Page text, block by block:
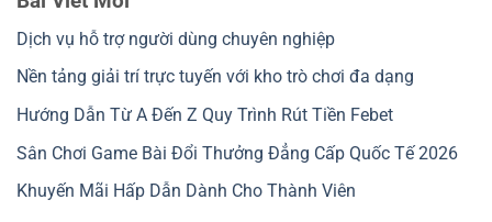
Dịch vụ hỗ trợ người dùng chuyên nghiệp
Nền tảng giải trí trực tuyến với kho trò chơi đa dạng
Hướng Dẫn Từ A Đến Z Quy Trình Rút Tiền Febet
Sân Chơi Game Bài Đổi Thưởng Đẳng Cấp Quốc Tế 2026
Khuyến Mãi Hấp Dẫn Dành Cho Thành Viên